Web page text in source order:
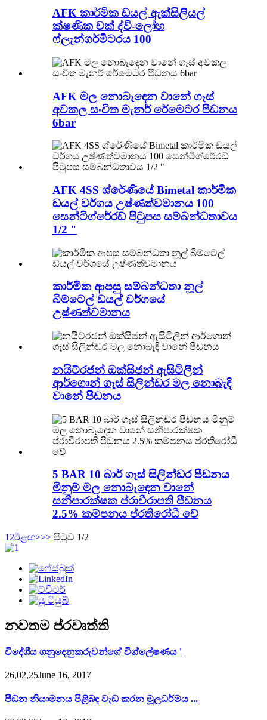
AFK කාර්මික ඩයල් ඇක්සිලියල්
ක්ෂණික චක් ද්වි-ලෝහ
ෆ්ලැන්ගර්මීටරය 100
AFK මල නොබැඳෙන වානේ ගෑස්
අවකල සංචිත මැනර් රේමෙටර පීඩනය
6bar
AFK 4SS ශ්රේණියේ Bimetal කාර්මික
ඩයල් වර්ගය උෂ්ණත්වමානය 100
සෙන්ටිග්රේරඩ් පිටුපස සම්බන්ධතාවය
1/2 "
කාර්මික ආපසු සම්බන්ධතා නූල්
බිම්ටෙල් ඩයල් වර්ගයේ
උෂ්ණත්වමානය
නයිට්රජන් ඔක්සිජන් ඇසිටිලීන්
ආර්ගොන් ගෑස් සිලින්ඩර මල නොබැඳි
වානේ පීඩනය
5 BAR 10 බාර් ගෑස් සිලින්ඩර පීඩනය
මිනුම් මල නොබැඳෙන වානේ
සනීපාරක්ෂක ප්රාචීරාපති පීඩනය
2.5% කම්පනය ප්රතිරෝධී වේ
1 2ඊළඟ>>> පිටුව 1/2
නවතම ප්රවෘත්ති
විදේශීය ගනුදෙනුකරුවන්ගේ විශ්ලේෂණය '
26,02,25June 16, 2017
පීඩන නියාමනය පිළිබඳ වැඩ කරන මූලධර්මය ...